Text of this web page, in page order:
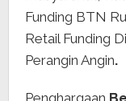
Funding BTN
Retail Funding
Perangin Angin.
Penghargaan